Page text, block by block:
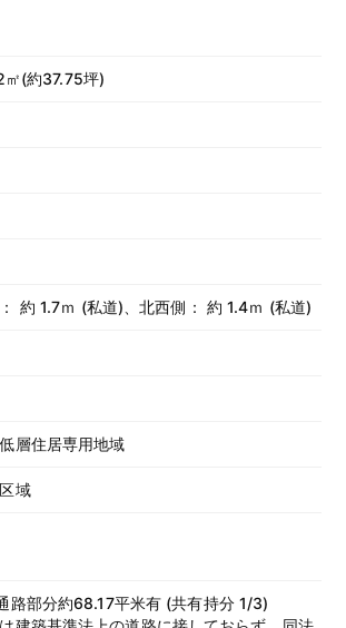
(約37.75坪)
約 1.7ｍ (私道)、北西側： 約 1.4ｍ (私道)
層住居専用地域
域
路部分約68.17平米有 (共有持分 1/3)